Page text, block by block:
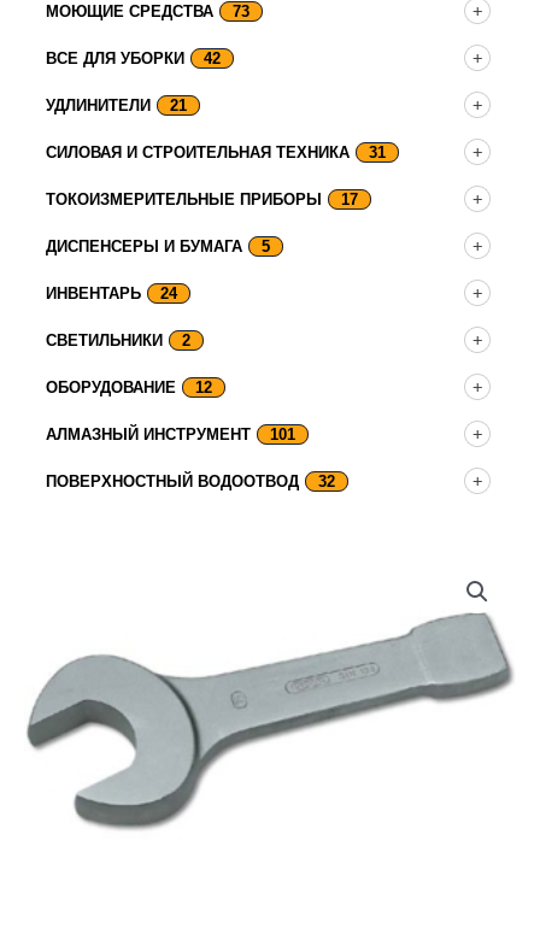
МОЮЩИЕ СРЕДСТВА 73
ВСЕ ДЛЯ УБОРКИ 42
УДЛИНИТЕЛИ 21
СИЛОВАЯ И СТРОИТЕЛЬНАЯ ТЕХНИКА 31
ТОКОИЗМЕРИТЕЛЬНЫЕ ПРИБОРЫ 17
ДИСПЕНСЕРЫ И БУМАГА 5
ИНВЕНТАРЬ 24
СВЕТИЛЬНИКИ 2
ОБОРУДОВАНИЕ 12
АЛМАЗНЫЙ ИНСТРУМЕНТ 101
ПОВЕРХНОСТНЫЙ ВОДООТВОД 32